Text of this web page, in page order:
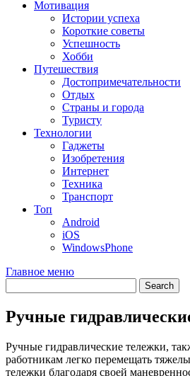
Мотивация
Истории успеха
Короткие советы
Успешность
Хобби
Путешествия
Достопримечательности
Отдых
Страны и города
Туристу
Технологии
Гаджеты
Изобретения
Интернет
Техника
Транспорт
Топ
Android
iOS
WindowsPhone
Главное меню
Ручные
Ручные гидравлические тележки,
работникам легко перемещать
тележки благодаря своей